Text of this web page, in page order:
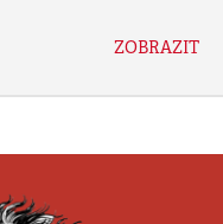
ZOBRAZIT